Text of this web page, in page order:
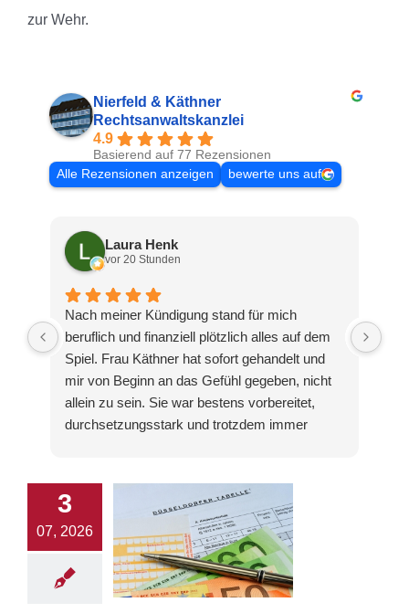
zur Wehr.
Nierfeld & Käthner
Rechtsanwaltskanzlei
4.9
Basierend auf 77 Rezensionen
Alle Rezensionen anzeigen
bewerte uns auf
Laura Henk
vor 20 Stunden
Nach meiner Kündigung stand für mich
beruflich und finanziell plötzlich alles auf dem
Spiel. Frau Käthner hat sofort gehandelt und
mir von Beginn an das Gefühl gegeben, nicht
allein zu sein. Sie war bestens vorbereitet,
durchsetzungsstark und trotzdem immer
unglaublich froh, mich an diese Kanzlei
gewandt zu haben.
3
07, 2026